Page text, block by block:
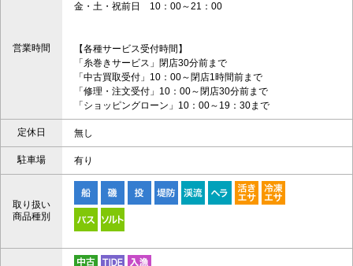
営業時間
金・土・祝前日 10：00～21：00
【各種サービス受付時間】
「糸巻きサービス」閉店30分前まで
「中古買取受付」10：00～閉店1時間前まで
「修理・注文受付」10：00～閉店30分前まで
「ショッピングローン」10：00～19：30まで
定休日 無し
駐車場 有り
取り扱い
商品種別